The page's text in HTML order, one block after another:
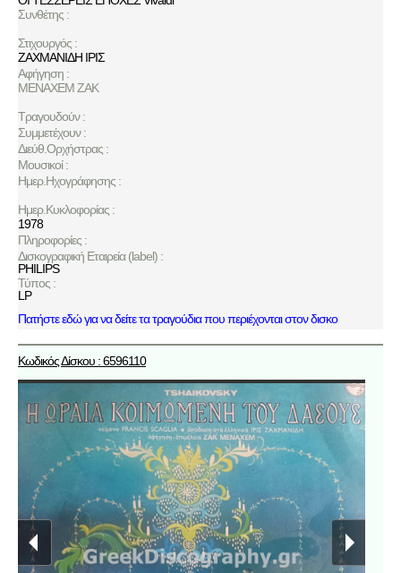
Συνθέτης :
Στιχουργός :
ΖΑΧΜΑΝΙΔΗ ΙΡΙΣ
Αφήγηση :
ΜΕΝΑΧΕΜ ΖΑΚ
Τραγουδούν :
Συμμετέχουν :
Διεύθ.Ορχήστρας :
Μουσικοί :
Ημερ.Ηχογράφησης :
Ημερ.Κυκλοφορίας :
1978
Πληροφορίες :
Δισκογραφική Εταιρεία (label) :
PHILIPS
Τύπος :
LP
Πατήστε εδώ για να δείτε τα τραγούδια που περιέχονται στον δισκο
Κωδικός Δίσκου : 6596110